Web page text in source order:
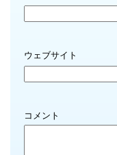
ウェブサイト
コメント